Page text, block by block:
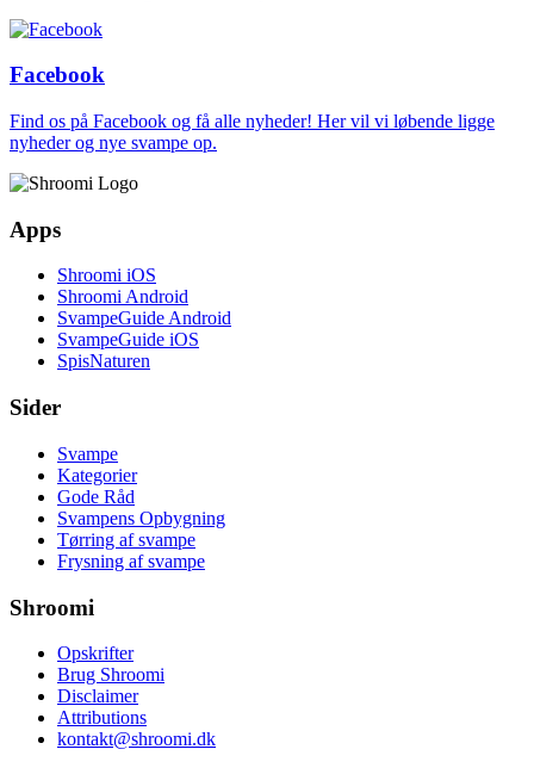
Facebook
Find os på Facebook og få alle nyheder! Her vil vi løbende ligge
nyheder og nye svampe op.
Apps
Shroomi iOS
Shroomi Android
SvampeGuide Android
SvampeGuide iOS
SpisNaturen
Sider
Svampe
Kategorier
Gode Råd
Svampens Opbygning
Tørring af svampe
Frysning af svampe
Shroomi
Opskrifter
Brug Shroomi
Disclaimer
Attributions
kontakt@shroomi.dk